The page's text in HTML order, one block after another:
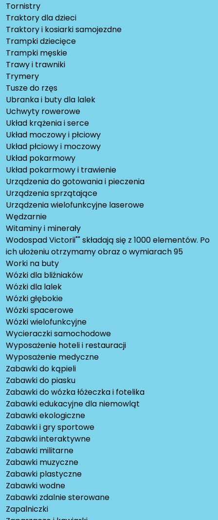
Tornistry
Traktory dla dzieci
Traktory i kosiarki samojezdne
Trampki dziecięce
Trampki męskie
Trawy i trawniki
Trymery
Tusze do rzęs
Ubranka i buty dla lalek
Uchwyty rowerowe
Układ krążenia i serce
Układ moczowy i płciowy
Układ płciowy i moczowy
Układ pokarmowy
Układ pokarmowy i trawienie
Urządzenia do gotowania i pieczenia
Urządzenia sprzątające
Urządzenia wielofunkcyjne laserowe
Wędzarnie
Witaminy i minerały
Wodospad Victorii"" składają się z 1000 elementów. Po
ich ułożeniu otrzymamy obraz o wymiarach 95
Worki na buty
Wózki dla bliźniaków
Wózki dla lalek
Wózki głębokie
Wózki spacerowe
Wózki wielofunkcyjne
Wycieraczki samochodowe
Wyposażenie hoteli i restauracji
Wyposażenie medyczne
Zabawki do kąpieli
Zabawki do piasku
Zabawki do wózka łóżeczka i fotelika
Zabawki edukacyjne dla niemowląt
Zabawki ekologiczne
Zabawki i gry sportowe
Zabawki interaktywne
Zabawki militarne
Zabawki muzyczne
Zabawki plastyczne
Zabawki wodne
Zabawki zdalnie sterowane
Zapalniczki